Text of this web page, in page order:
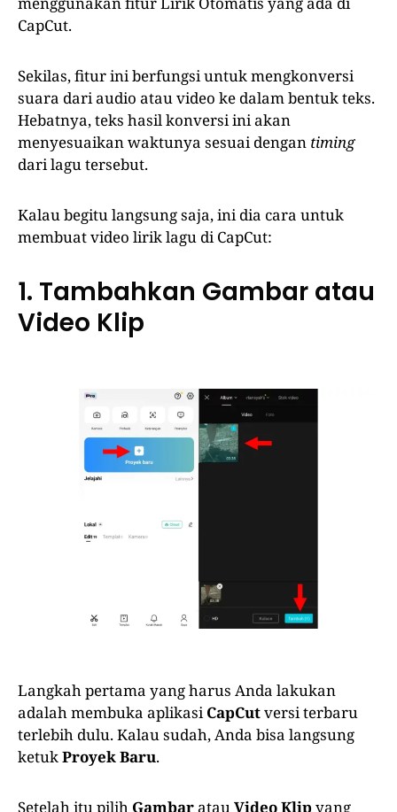
CapCut.
Sekilas, fitur ini berfungsi untuk mengkonversi
suara dari audio atau video ke dalam bentuk teks.
Hebatnya, teks hasil konversi ini akan
menyesuaikan waktunya sesuai dengan timing
dari lagu tersebut.
Kalau begitu langsung saja, ini dia cara untuk
membuat video lirik lagu di CapCut:
1. Tambahkan Gambar atau
Video Klip
Langkah pertama yang harus Anda lakukan
adalah membuka aplikasiCapCutversi terbaru
terlebih dulu. Kalau sudah, Anda bisa langsung
ketukProyek Baru.
Setelah itu pilih Gambaratau Video Klipyang